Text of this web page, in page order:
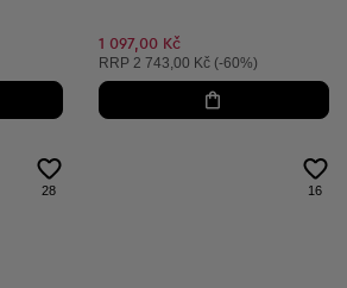
1 097,00 Kč
Doporučená cena:
RRP 2 743,00 Kč (-60%)
28 16